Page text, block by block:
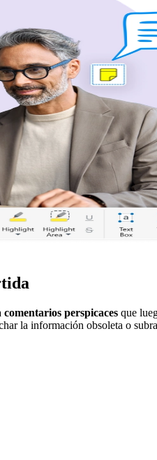
perspicaces que
la información obsoleta o